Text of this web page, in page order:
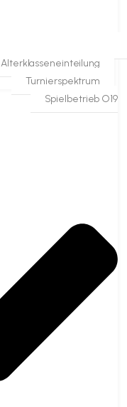
Alterklasseneinteilung
Turnierspektrum
Spielbetrieb O19